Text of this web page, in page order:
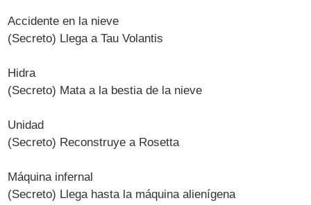
Accidente en la nieve
(Secreto) Llega a Tau Volantis
Hidra
(Secreto) Mata a la bestia de la nieve
Unidad
(Secreto) Reconstruye a Rosetta
Máquina infernal
(Secreto) Llega hasta la máquina alienígena